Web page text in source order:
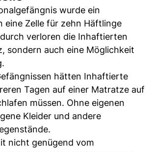
wurde ein
eine Zelle für zehn Häftlinge
verloren die Inhaftierten
sondern auch eine Möglichkeit
hätten Inhaftierte
Tagen auf einer Matratze auf
müssen. Ohne eigenen
Kleider und andere
nicht genügend vom